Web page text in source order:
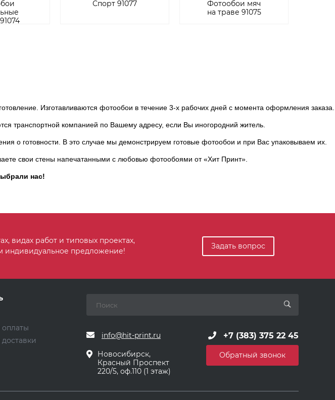
Спорт 91077
Фотообои мяч
на траве 91075
Изготавливаются фотообои в течение 3-х рабочих дней с момента оформления заказа.
транспортной компанией по Вашему адресу, если Вы иногородний житель.
о готовности. В это случае мы демонстрируем готовые фотообои и при Вас упаковываем их.
свои стены напечатанными с любовью фотообоями от «Хит Принт».
нас!
видах работ и типовых проектах,
индивидуальное предложение!
Задать вопрос
info@hit-print.ru
Новосибирск,
Красный Проспект
220/5, оф.110 (1 этаж)
+7 (383) 375 22 45
Обратный звонок